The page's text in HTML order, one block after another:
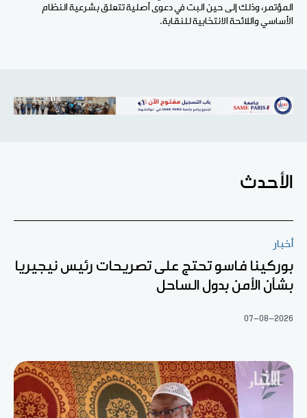
المؤتمر، وذلك إلى حين البت في دعوى أصلية تتعلق بشرعية النظام
الأساسي واللائحة الانتخابية للنقابة.
الأحدث
أخبار
بوركينا فاسو تحتج على تصريحات رئيس نيجيريا
بشأن الأمن بدول الساحل
07-08-2026